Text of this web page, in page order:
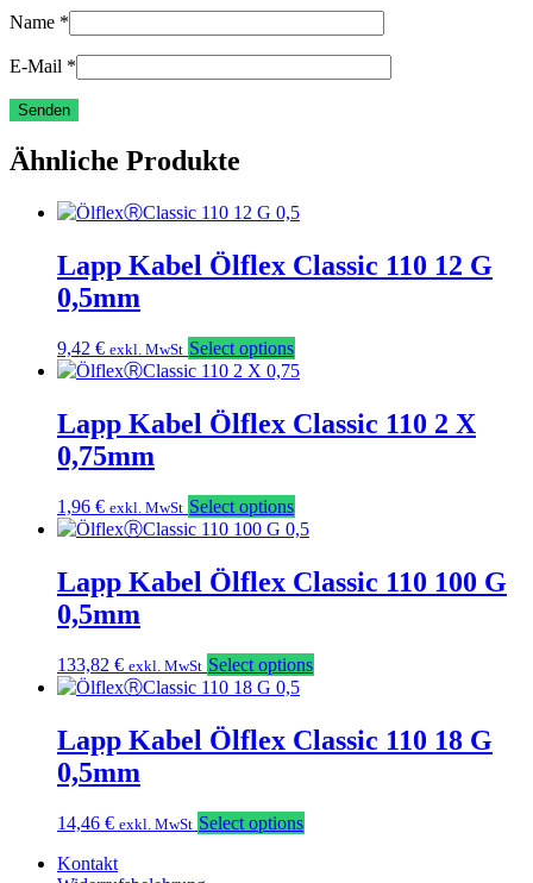
Name *
E-Mail *
Ähnliche Produkte
Lapp Kabel Ölflex Classic 110 12 G
0,5mm
9,42 € exkl. MwSt Select options
Lapp Kabel Ölflex Classic 110 2 X
0,75mm
1,96 € exkl. MwSt Select options
Lapp Kabel Ölflex Classic 110 100 G
0,5mm
133,82 € exkl. MwSt Select options
Lapp Kabel Ölflex Classic 110 18 G
0,5mm
14,46 € exkl. MwSt Select options
Kontakt